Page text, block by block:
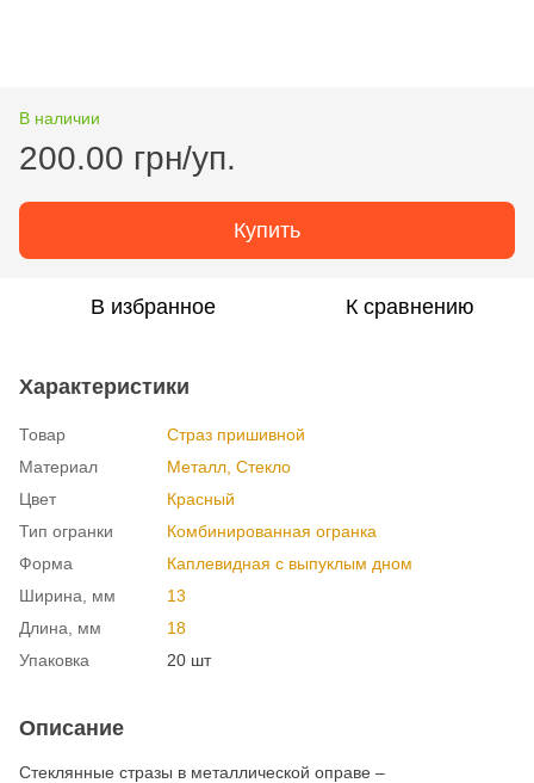
В наличии
200.00 грн/уп.
Купить
В избранное К сравнению
Характеристики
Товар
Страз пришивной
Материал
Металл, Cтекло
Цвет
Красный
Тип огранки
Комбинированная огранка
Форма
Каплевидная с выпуклым дном
Ширина, мм
13
Длина, мм
18
Упаковка
20 шт
Описание
Стеклянные стразы в металлической оправе –